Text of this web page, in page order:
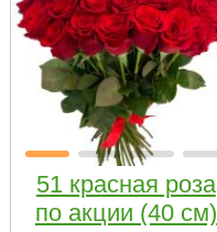
51 красная роза
по акции (40 см)